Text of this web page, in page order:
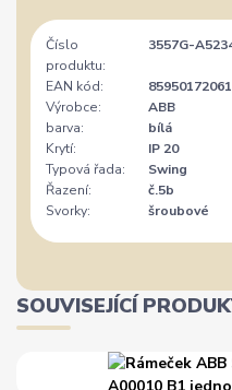
Číslo
produktu:
3557G-
EAN kód:
Výrobce:
ABB
barva:
bílá
Krytí:
IP 20
Typová řada:
Swing
Řazení:
č.5b
Svorky:
šroubové
SOUVISEJÍCÍ